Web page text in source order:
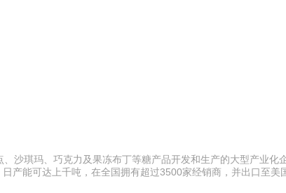
沙琪玛、巧克力及果冻布丁等糖产品开发和生产的大型产业化
产能可达上千吨，在全国拥有超过3500家经销商，并出口至美